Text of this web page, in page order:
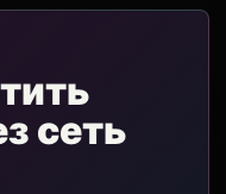
сеть